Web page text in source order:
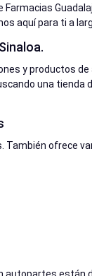
Farmacias
aquí para ti a
y productos
una tienda
ofrece